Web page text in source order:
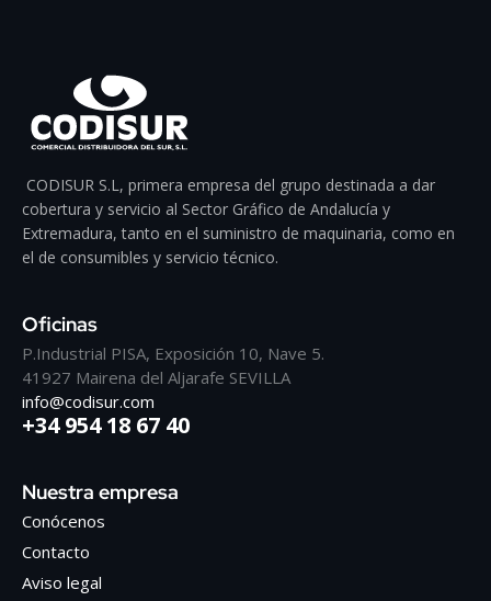
CODISUR S.L, primera empresa del grupo destinada a dar
cobertura y servicio al Sector Gráfico de Andalucía y
Extremadura, tanto en el suministro de maquinaria, como en
el de consumibles y servicio técnico.
Oficinas
P.Industrial PISA, Exposición 10, Nave 5.
41927 Mairena del Aljarafe SEVILLA
info@codisur.com
+34 954 18 67 40
Nuestra empresa
Conócenos
Contacto
Aviso legal